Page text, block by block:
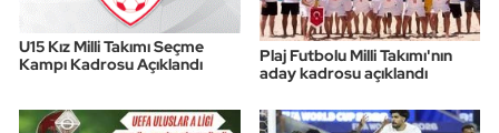
U15 Kız Milli Takımı Seçme
Kampı Kadrosu Açıklandı
Plaj Futbolu Milli Takımı'nın
aday kadrosu açıklandı